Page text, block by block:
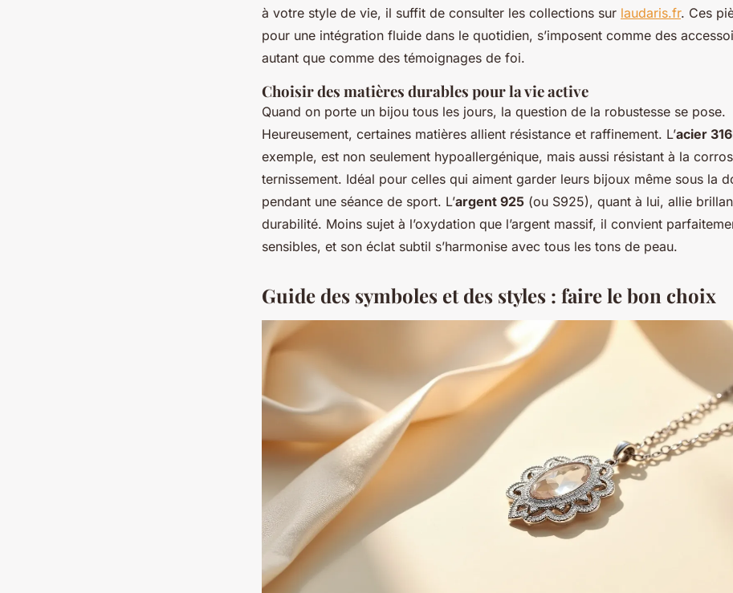
à votre style de vie, il suffit de consulter les collections sur laudaris.fr. Ces
pour une intégration fluide dans le quotidien, s’imposent comme des
autant que comme des témoignages de foi.
Choisir des matières durables pour la vie active
Quand on porte un bijou tous les jours, la question de la robustesse se pose.
Heureusement, certaines matières allient résistance et raffinement. L’acier
exemple, est non seulement hypoallergénique, mais aussi résistant à la
ternissement. Idéal pour celles qui aiment garder leurs bijoux même sous la
pendant une séance de sport. L’argent 925 (ou S925), quant à lui, allie
durabilité. Moins sujet à l’oxydation que l’argent massif, il convient
sensibles, et son éclat subtil s’harmonise avec tous les tons de peau.
Guide des symboles et des styles : faire le bon choix